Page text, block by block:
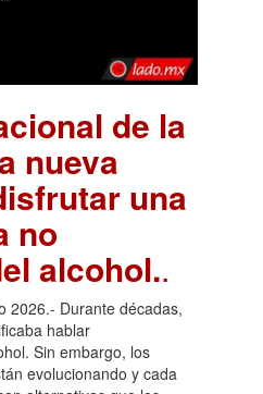
de la
nueva
una
no
alcohol..
2026.- Durante décadas,
hablar
Sin embargo, los
evolucionando y cada